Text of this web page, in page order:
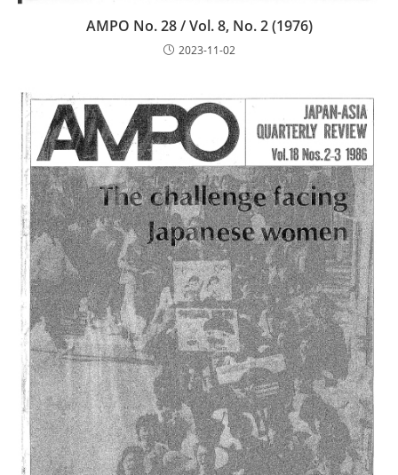
AMPO No. 28 / Vol. 8, No. 2 (1976)
2023-11-02